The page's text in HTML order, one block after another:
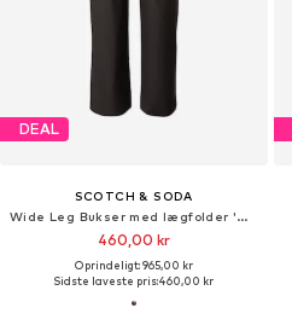
DEAL
SCOTCH & SODA
Wide Leg Bukser med lægfolder 'QUINN'
460,00 kr
Oprindeligt: 965,00 kr
Sidste laveste pris:460,00 kr